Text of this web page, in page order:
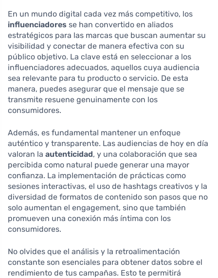
En un mundo digital cada vez más competitivo, los
influenciadores se han convertido en aliados
estratégicos para las marcas que buscan aumentar su
visibilidad y conectar de manera efectiva con su
público objetivo. La clave está en seleccionar a los
influenciadores adecuados, aquellos cuya audiencia
sea relevante para tu producto o servicio. De esta
manera, puedes asegurar que el mensaje que se
transmite resuene genuinamente con los
consumidores.
Además, es fundamental mantener un enfoque
auténtico y transparente. Las audiencias de hoy en día
valoran la autenticidad, y una colaboración que sea
percibida como natural puede generar una mayor
confianza. La implementación de prácticas como
sesiones interactivas, el uso de hashtags creativos y la
diversidad de formatos de contenido son pasos que no
solo aumentan el engagement, sino que también
promueven una conexión más íntima con los
consumidores.
No olvides que el análisis y la retroalimentación
constante son esenciales para obtener datos sobre el
rendimiento de tus campañas. Esto te permitirá